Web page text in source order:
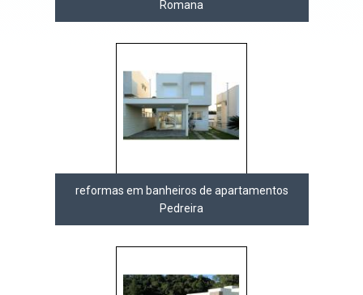
Romana
reformas em banheiros de apartamentos
Pedreira